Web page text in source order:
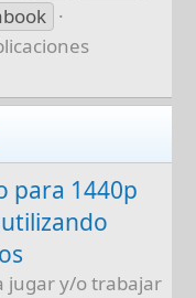
para 1440p
jugar y/o trabajar